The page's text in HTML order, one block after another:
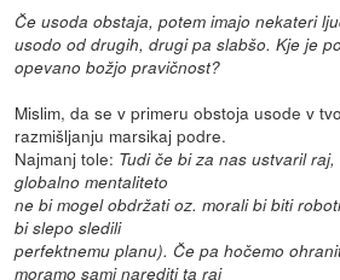
Če usoda obstaja, potem imajo nekateri
usodo od drugih, drugi pa slabšo. Kje je
opevano božjo pravičnost?
Mislim, da se v primeru obstoja usode v
razmišljanju marsikaj podre.
Najmanj tole: Tudi če bi za nas ustvaril
globalno mentaliteto
ne bi mogel obdržati oz. morali bi biti
bi slepo sledili
perfektnemu planu). Če pa hočemo
moramo sami narediti ta raj